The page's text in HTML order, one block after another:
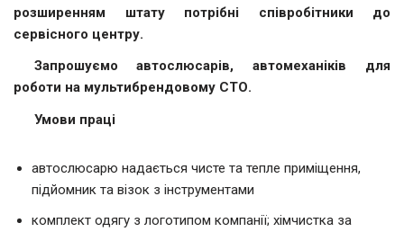
розширенням штату потрібні співробітники до
сервісного центру.
Запрошуємоавтослюсарів, автомеханіків для
роботи на мультибрендовому СТО.
Умови праці
автослюсарю надається чисте та тепле приміщення,
підйомник та візок з інструментами
комплект одягу з логотипом компанії; хімчистка за